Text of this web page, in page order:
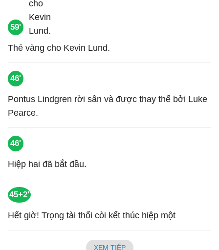
59'
Thẻ vàng cho Kevin Lund.
46'
Pontus Lindgren rời sân và được thay thế bởi Luke
Pearce.
46'
Hiệp hai đã bắt đầu.
45+2'
Hết giờ! Trọng tài thổi còi kết thúc hiệp một
XEM TIẾP